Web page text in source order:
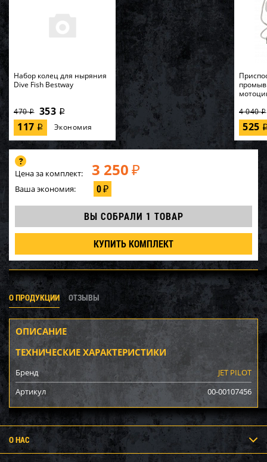
Набор колец для ныряния
Dive Fish Bestway
470i 353 i
117 i Экономия
4 040i
525
Цена за комплект: 3 250 ₽
Ваша экономия: 0₽
ВЫ СОБРАЛИ 1 ТОВАР
КУПИТЬ КОМПЛЕКТ
О ПРОДУКЦИИ ОТЗЫВЫ
ОПИСАНИЕ
ТЕХНИЧЕСКИЕ ХАРАКТЕРИСТИКИ
Бренд
JET PILOT
Артикул
00-00107456
О НАС